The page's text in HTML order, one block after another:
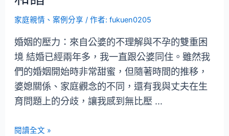
家庭親情 、案例分享 / 作者:fukuen0205
婚姻的壓力：來自公婆的不理解與不孕的雙重困
境 結婚已經兩年多，我一直跟公婆同住。雖然我
們的婚姻開始時非常甜蜜，但隨著時間的推移，
婆媳關係、家庭觀念的不同，還有我與丈夫在生
育問題上的分歧，讓我感到無比壓 …
閱讀全文 »